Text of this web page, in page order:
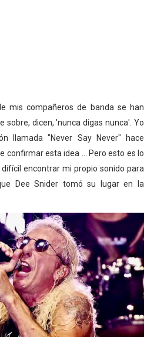
mis compañeros de banda se han
sobre, dicen, 'nunca digas nunca'. Yo
llamada "Never Say Never" hace
confirmar esta idea ... Pero esto es lo
encontrar mi propio sonido para
Dee Snider tomó su lugar en la